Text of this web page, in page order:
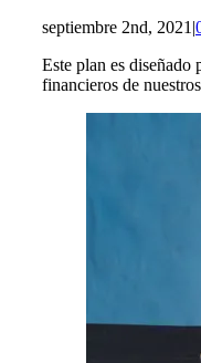
septiembre 2nd, 2021 |
Este plan es diseñado
financieros de